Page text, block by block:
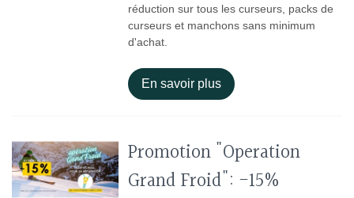
réduction sur tous les curseurs, packs de
curseurs et manchons sans minimum
d'achat.
En savoir plus
Promotion "Operation
Grand Froid": -15%